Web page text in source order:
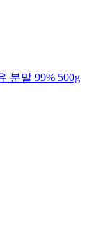
분말 99% 500g